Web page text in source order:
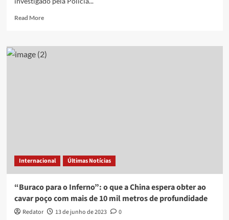
Read MoreRead
Garoto
de
anos
poço
em
SP,
Internacional Últimas Notícias
“Buraco para o Inferno”: o que a China espera obter ao
cavar poço com mais de 10 mil metros de profundidade
Redator 13 de junho de 2023
0